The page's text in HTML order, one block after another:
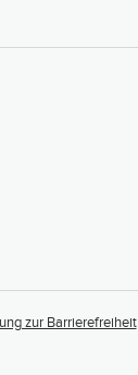
zur Barrierefreiheit